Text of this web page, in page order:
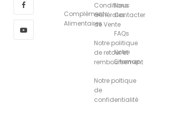
Compléments
Alimentaires
Conditions
Générales
de Vente
Notre politique
de retour et
remboursement
Notre poltique
de
confidentialité
Nous
Contacter
FAQs
Notre
Sitemap